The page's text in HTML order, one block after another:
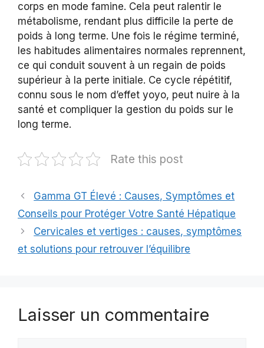
corps en mode famine. Cela peut ralentir le
métabolisme, rendant plus difficile la perte de
poids à long terme. Une fois le régime terminé,
les habitudes alimentaires normales reprennent,
ce qui conduit souvent à un regain de poids
supérieur à la perte initiale. Ce cycle répétitif,
connu sous le nom d’effet yoyo, peut nuire à la
santé et compliquer la gestion du poids sur le
long terme.
Rate this post
Gamma GT Élevé : Causes, Symptômes et
Conseils pour Protéger Votre Santé Hépatique
Cervicales et vertiges : causes, symptômes
et solutions pour retrouver l’équilibre
Laisser un commentaire